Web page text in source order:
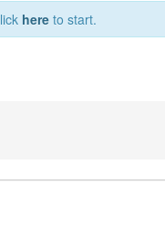
here to start.